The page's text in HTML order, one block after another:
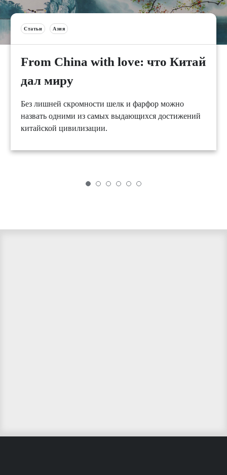
Статьи Азия
From China with love: что Китай
дал миру
Без лишней скромности шелк и фарфор можно
назвать одними из самых выдающихся достижений
китайской цивилизации.